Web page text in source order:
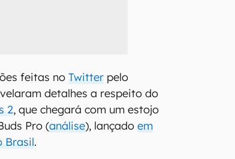
feitas noTwitter pelo
detalhes a respeito do
2, que chegará com um estojo
Pro (análise), lançadoem
Brasil.